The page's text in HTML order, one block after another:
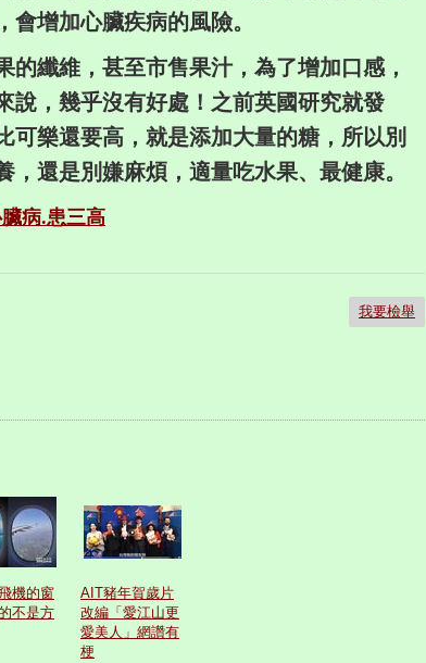
增加心臟疾病的風險。
纖維，甚至市售果汁，為了增加口感，
說，幾乎沒有好處！ 之前英國研究就發
可樂還要高， 就是添加大量的糖，所以別
， 還是別嫌麻煩，適量吃水果、最健康。
病.患三高
我要檢舉
機的窗
不是方
AIT豬年賀歲片
改編「愛江山更
愛美人」網讚有
梗